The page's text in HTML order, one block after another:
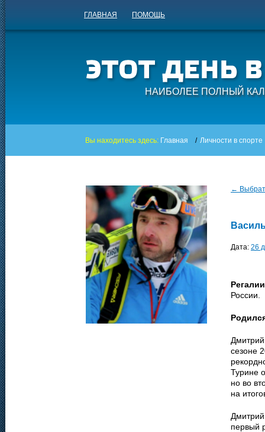
ГЛАВНАЯ ПОМОЩЬ
НАИБОЛЕЕ ПОЛНЫЙ
Вы находитесь здесь: Главная / Личности в спорте
←
Дата: 26
России.
сезоне
Турине
но во
на
первый